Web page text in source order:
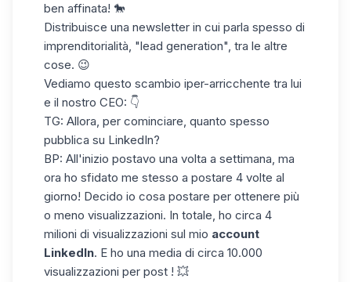
ben affinata! 🐎
Distribuisce una newsletter in cui parla spesso di
imprenditorialità, "lead generation", tra le altre
cose. 😉
Vediamo questo scambio iper-arricchente tra lui
e il nostro CEO: 👇
TG: Allora, per cominciare, quanto spesso
pubblica su LinkedIn?
BP: All'inizio postavo una volta a settimana, ma
ora ho sfidato me stesso a postare 4 volte al
giorno! Decido io cosa postare per ottenere più
o meno visualizzazioni. In totale, ho circa 4
milioni di visualizzazioni sul mio account
LinkedIn. E ho una media di circa 10.000
visualizzazioni per post ! 💥